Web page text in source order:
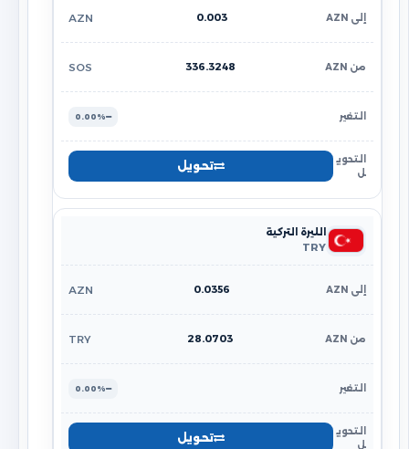
0.003
AZN
336.3248
SOS
0.00%
تحويل
الليرة التركية
TRY
0.0356
AZN
28.0703
TRY
0.00%
تحويل